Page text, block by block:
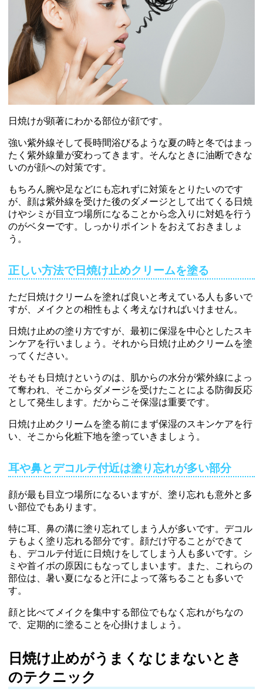
日焼けが顕著にわかる部位が顔です。
強い紫外線そして長時間浴びるような夏の時と冬ではまっ
たく紫外線量が変わってきます。そんなときに油断できな
いのが顔への対策です。
もちろん腕や足などにも忘れずに対策をとりたいのです
が、顔は紫外線を受けた後のダメージとして出てくる日焼
けやシミが目立つ場所になることから念入りに対処を行う
のがベターです。しっかりポイントをおえておきましょ
う。
正しい方法で日焼け止めクリームを塗る
ただ日焼けクリームを塗れば良いと考えている人も多いで
すが、メイクとの相性もよく考えなければいけません。
日焼け止めの塗り方ですが、最初に保湿を中心としたスキ
ンケアを行いましょう。それから日焼け止めクリームを塗
ってください。
そもそも日焼けというのは、肌からの水分が紫外線によっ
て奪われ、そこからダメージを受けたことによる防御反応
として発生します。だからこそ保湿は重要です。
日焼け止めクリームを塗る前にまず保湿のスキンケアを行
い、そこから化粧下地を塗っていきましょう。
耳や鼻とデコルテ付近は塗り忘れが多い部分
顔が最も目立つ場所になるいますが、塗り忘れも意外と多
い部位でもあります。
特に耳、鼻の溝に塗り忘れてしまう人が多いです。デコル
テもよく塗り忘れる部分です。顔だけ守ることができて
も、デコルテ付近に日焼けをしてしまう人も多いです。シ
ミや首イボの原因にもなってしまいます。また、これらの
部位は、暑い夏になると汗によって落ちることも多いで
す。
顔と比べてメイクを集中する部位でもなく忘れがちなの
で、定期的に塗ることを心掛けましょう。
日焼け止めがうまくなじまないとき
のテクニック